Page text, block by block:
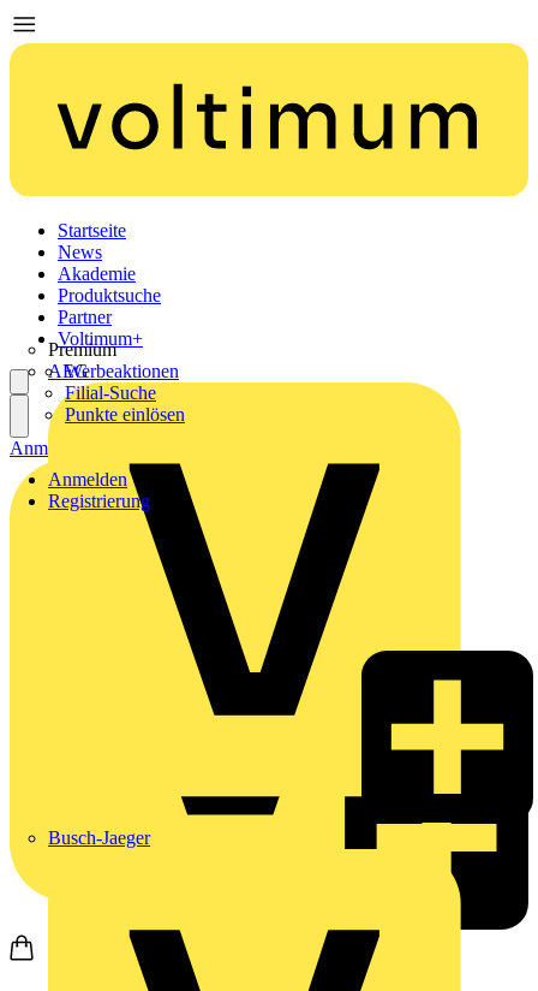
Startseite
News
Akademie
Produktsuche
Partner
Premium
AEG
Busch-Jaeger
Voltimum+
Werbeaktionen
Filial-Suche
Punkte einlösen
Anmelden
Registrierung
Anmelden